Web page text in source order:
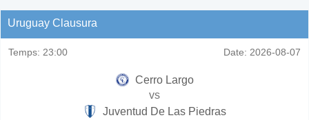
Uruguay Clausura
Temps: 23:00 Date: 2026-08-07
Cerro Largo
vs
Juventud De Las Piedras